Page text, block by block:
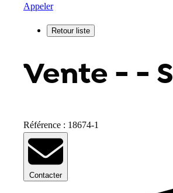
Appeler
Vente - -
Référence : 18674-1
Contacter